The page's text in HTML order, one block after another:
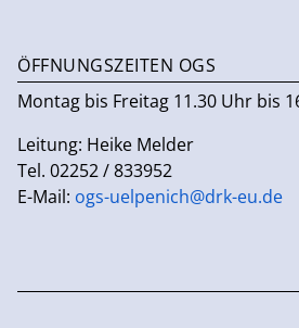
ÖFFNUNGSZEITEN OGS
Montag bis Freitag 11.30 Uhr bis
Leitung: Heike Melder
Tel. 02252 / 833952
E-Mail: ogs-uelpenich@drk-eu.de